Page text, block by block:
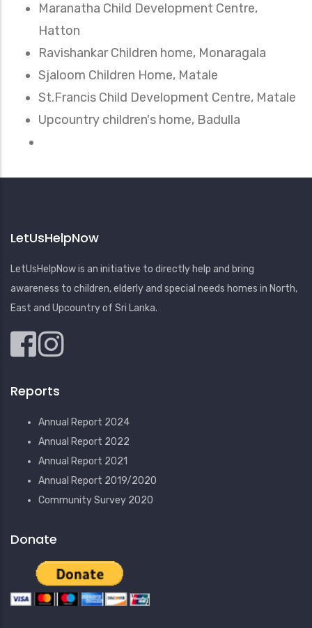
Maranatha Child Development Centre,
Hatton
Ravishankar Children home, Monaragala
Sjaloom Children Home, Matale
St.Francis Child Development Centre, Matale
Upcountry children's home, Badulla
LetUsHelpNow
LetUsHelpNow is an initiative to directly help and bring
awareness to children, elderly and special needs homes in North,
East and Upcountry of Sri Lanka.
Reports
Annual Report 2024
Annual Report 2022
Annual Report 2021
Annual Report 2019/2020
Community Survey 2020
Donate